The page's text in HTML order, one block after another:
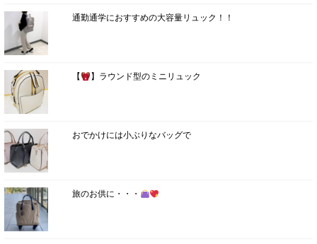
通勤通学におすすめの大容量リュック！！
【 】ラウンド型のミニリュック
おでかけには小ぶりなバッグで
旅のお供に・・・